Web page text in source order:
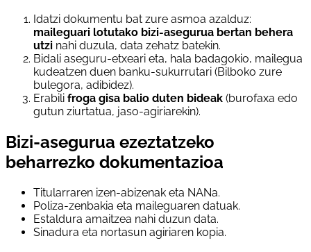
Idatzi dokumentu bat zure asmoa azalduz:
maileguari lotutako bizi-asegurua bertan behera
utzi nahi duzula, data zehatz batekin.
Bidali aseguru-etxeari eta, hala badagokio, mailegua
kudeatzen duen banku-sukurrutari (Bilboko zure
bulegora, adibidez).
Erabili froga gisa balio duten bideak (burofaxa edo
gutun ziurtatua, jaso-agiriarekin).
Bizi-asegurua ezeztatzeko
beharrezko dokumentazioa
Titularraren izen-abizenak eta NANa.
Poliza-zenbakia eta maileguaren datuak.
Estaldura amaitzea nahi duzun data.
Sinadura eta nortasun agiriaren kopia.